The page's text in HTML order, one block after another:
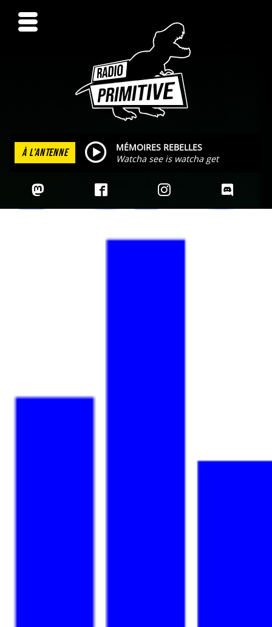
À L'ANTENNE
MÉMOIRES REBELLES
Watcha see is watcha get